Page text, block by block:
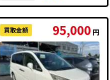
買取金額 95,000 円